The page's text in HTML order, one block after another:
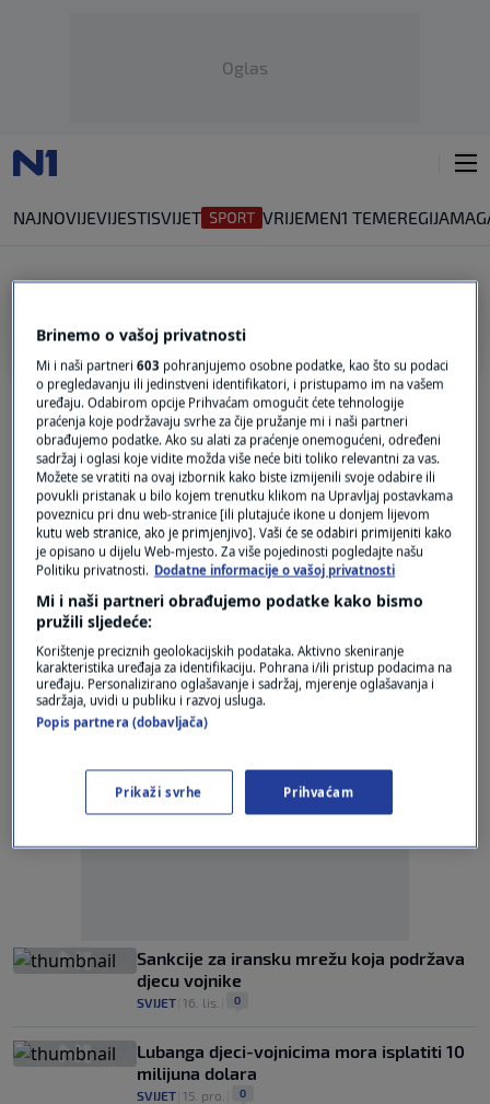
Oglas
NAJNOVIJEVIJESTISVIJET VRIJEMEN1 TEMEREGIJA
DJECA VOJNICI
LUKAŠENKOV REŽIM
Kako Bjelorusija militarizira svoju djecu?
SVIJET|prije 0 min. | 0
TEŠKA INDOKTRINACIJA
VIDEO / Tjeraju ih da viču “Ja sam
Ruskinja”: Kako Rusija preodgaja djecu u
Ukrajini za vlastite ciljeve
SVIJET| 20. srp.| 1
UN: Više od 8500 djece korišteno u vojne
svrhe 2020., gotovo 2700 ubijeno
Sankcije za iransku mrežu koja podržava
djecu vojnike
SVIJET 16. lis. 0
Lubanga djeci-vojnicima mora isplatiti 10
milijuna dolara
SVIJET 15. pro. 0
Brinemo o vašoj privatnosti
Mi i naši partneri603 pohranjujemo osobne podatke, kao što su podaci
o pregledavanju ili jedinstveni identifikatori, i pristupamo im na vašem
uređaju. Odabirom opcije Prihvaćam omogućit ćete tehnologije
praćenja koje podržavaju svrhe za čije pružanje mi i naši partneri
obrađujemo podatke. Ako su alati za praćenje onemogućeni, određeni
sadržaj i oglasi koje vidite možda više neće biti toliko relevantni za vas.
Možete se vratiti na ovaj izbornik kako biste izmijenili svoje odabire ili
povukli pristanak u bilo kojem trenutku klikom na Upravljaj postavkama
poveznicu pri dnu web-stranice [ili plutajuće ikone u donjem lijevom
kutu web stranice, ako je primjenjivo]. Vaši će se odabiri primijeniti kako
je opisano u dijelu Web-mjesto. Za više pojedinosti pogledajte našu
Politiku privatnosti. Dodatne informacije o vašoj privatnosti
Mi i naši partneri obrađujemo podatke kako bismo
pružili sljedeće:
Korištenje preciznih geolokacijskih podataka. Aktivno skeniranje
karakteristika uređaja za identifikaciju. Pohrana i/ili pristup podacima na
uređaju. Personalizirano oglašavanje i sadržaj, mjerenje oglašavanja i
sadržaja, uvidi u publiku i razvoj usluga.
Popis partnera (dobavljača)
Prikaži svrhe Prihvaćam